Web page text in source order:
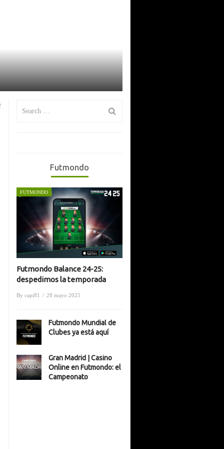
Futmondo
FUTMONDO
Futmondo Balance 24-25:
despedimos la temporada
By capi81 / 28 mayo 2025
Futmondo Mundial de
Clubes ya está aquí
Gran Madrid | Casino
Online en Futmondo: el
Campeonato